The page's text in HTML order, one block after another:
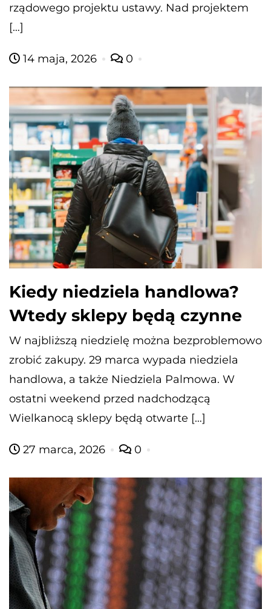
rządowego projektu ustawy. Nad projektem
[…]
14 maja, 2026 0
​Kiedy niedziela handlowa?
Wtedy sklepy będą czynne
W najbliższą niedzielę można bezproblemowo
zrobić zakupy. 29 marca wypada niedziela
handlowa, a także Niedziela Palmowa. W
ostatni weekend przed nadchodzącą
Wielkanocą sklepy będą otwarte […]
27 marca, 2026 0